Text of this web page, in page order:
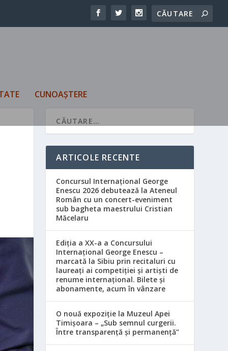
CUNOAȘTERE
ARTICOLE RECENTE
Concursul Internațional George
Enescu 2026 debutează la Ateneul
Român cu un concert-eveniment
sub bagheta maestrului Cristian
Măcelaru
Ediția a XX-a a Concursului
Internațional George Enescu –
marcată la Sibiu prin recitaluri cu
laureați ai competiției și artiști de
renume internațional. Bilete și
abonamente, acum în vânzare
O nouă expoziție la Muzeul Apei
Timișoara – „Sub semnul curgerii.
Între transparență și permanență”